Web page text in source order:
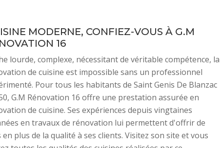
MODERNE, CONFIEZ-VOUS À G.M
16
lourde, complexe, nécessitant de véritable compétence, la
de cuisine est impossible sans un professionnel
Pour tous les habitants de Saint Genis De Blanzac
G.M Rénovation 16 offre une prestation assurée en
de cuisine. Ses expériences depuis vingtaines
en travaux de rénovation lui permettent d'offrir de
en plus de la qualité à ses clients. Visitez son site et vous